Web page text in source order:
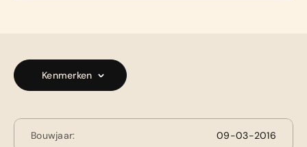
Kenmerken
Bouwjaar: 09-03-2016